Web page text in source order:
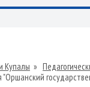
Купалы »